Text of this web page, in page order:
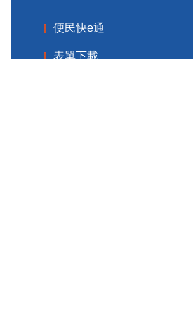
便民快e通
表單下載